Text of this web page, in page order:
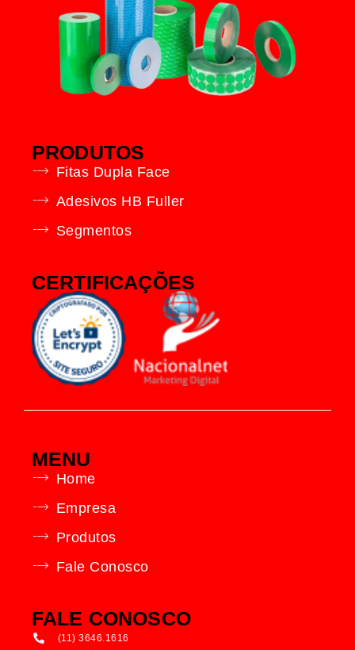
PRODUTOS
Fitas Dupla Face
Adesivos HB Fuller
Segmentos
CERTIFICAÇÕES
MENU
Home
Empresa
Produtos
Fale Conosco
FALE CONOSCO
(11) 3646.1616